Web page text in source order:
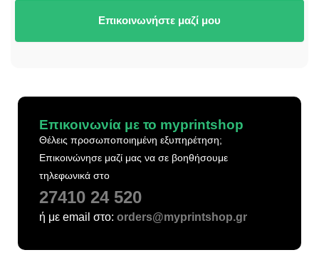
Επικοινωνήστε μαζί μου
Επικοινωνία με το myprintshop
Θέλεις προσωποποιημένη εξυπηρέτηση;
Επικοινώνησε μαζί μας να σε βοηθήσουμε
τηλεφωνικά στο
27410 24 520
ή με email στο: orders@myprintshop.gr